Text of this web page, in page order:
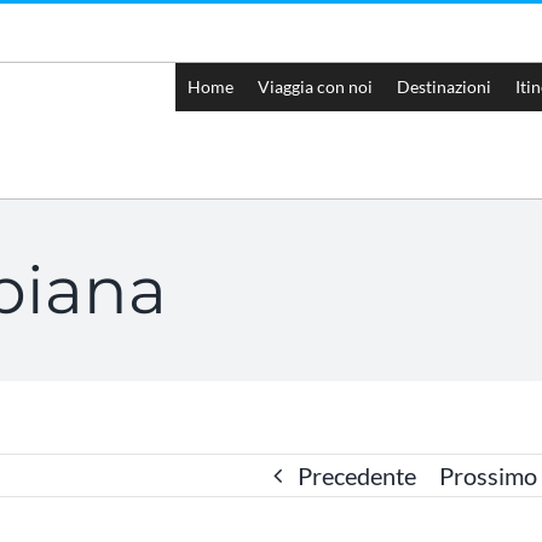
Home Viaggia con noi Destinazioni
Precedente Prossimo